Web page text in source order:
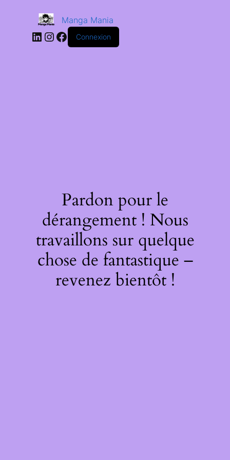
Manga Mania
Connexion
Pardon pour le
dérangement ! Nous
travaillons sur quelque
chose de fantastique –
revenez bientôt !